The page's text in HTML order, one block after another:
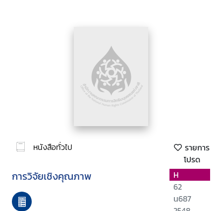
หนังสือทั่วไป
รายการ
โปรด
การวิจัยเชิงคุณภาพ
H
62
น687